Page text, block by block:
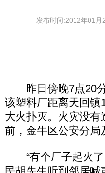
发布时间:2012年01月
昨日傍晚7点20分
该塑料厂距离天回镇
大火扑灭。火灾没
前，金牛区公安分局
“有个厂子起火了